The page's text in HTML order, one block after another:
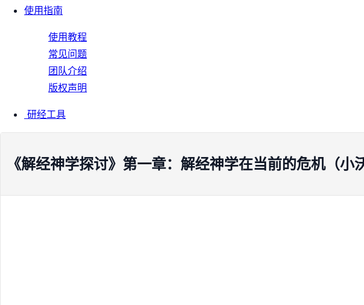
使用指南
使用教程
常见问题
团队介绍
版权声明
研经工具
《解经神学探讨》第一章：解经神学在当前的危机（小